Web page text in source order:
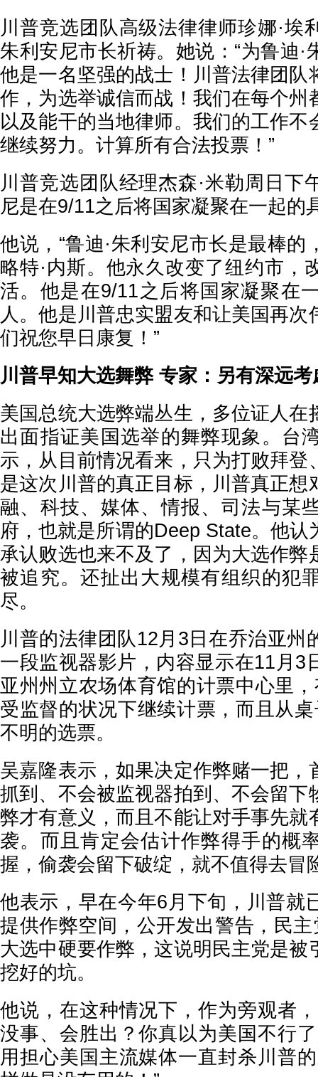
川普竞选团队高级法律律师珍娜·埃
朱利安尼市长祈祷。她说：“为鲁迪·
他是一名坚强的战士！川普法律团队
作，为选举诚信而战！我们在每个州
以及能干的当地律师。我们的工作不
继续努力。计算所有合法投票！”
川普竞选团队经理杰森·米勒周日下
尼是在9/11之后将国家凝聚在一起的
他说，“鲁迪·朱利安尼市长是最棒的
略特·内斯。他永久改变了纽约市，
活。他是在9/11之后将国家凝聚在
人。他是川普忠实盟友和让美国再次
们祝您早日康复！”
川普早知大选舞弊 专家：另有深远考
美国总统大选弊端丛生，多位证人在
出面指证美国选举的舞弊现象。台
示，从目前情况看来，只为打败拜登
是这次川普的真正目标，川普真正想
融、科技、媒体、情报、司法与某
府，也就是所谓的Deep State。他认
承认败选也来不及了，因为大选作弊
被追究。还扯出大规模有组织的犯
尽。
川普的法律团队12月3日在乔治亚州
一段监视器影片，内容显示在11月3
亚州州立农场体育馆的计票中心里
受监督的状况下继续计票，而且从
不明的选票。
吴嘉隆表示，如果决定作弊赌一把，
抓到、不会被监视器拍到、不会留下
弊才有意义，而且不能让对手事先就
袭。而且肯定会估计作弊得手的概
握，偷袭会留下破绽，就不值得去冒
他表示，早在今年6月下旬，川普就
提供作弊空间，公开发出警告，民
大选中硬要作弊，这说明民主党是被
挖好的坑。
他说，在这种情况下，作为旁观者
没事、会胜出？你真以为美国不行
用担心美国主流媒体一直封杀川普